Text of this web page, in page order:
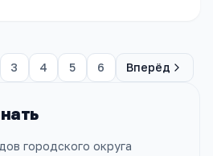
3 4 5 6 Вперёд
городского округа